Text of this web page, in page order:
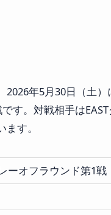
年5月30日（土
す。対戦相手は
す。
ーオフラウンド第1戦